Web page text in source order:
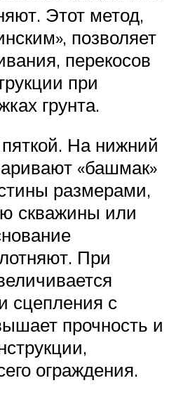
Этот метод,
позволяет
перекосов
при
грунта.
На нижний
«башмак»
размерами,
скважины или
При
сцепления с
прочность и
ограждения.